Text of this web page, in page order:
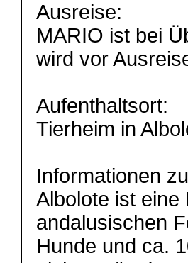
Ausreise:
MARIO ist bei
wird vor
Aufenthaltsort:
Tierheim in
Informationen
Albolote ist eine
andalusischen
Hunde und ca.